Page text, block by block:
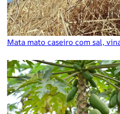
Mata mato caseiro com sal,